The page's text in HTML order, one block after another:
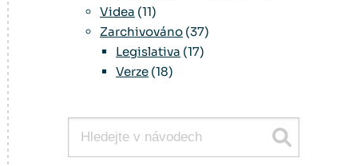
Videa (11)
Zarchivováno(37)
Legislativa (17)
Verze(18)